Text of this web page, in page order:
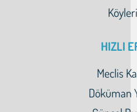
HIZLI
Meclis
Döküman